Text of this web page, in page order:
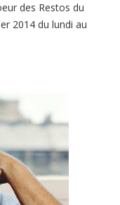
des Restos du
2014 du lundi au